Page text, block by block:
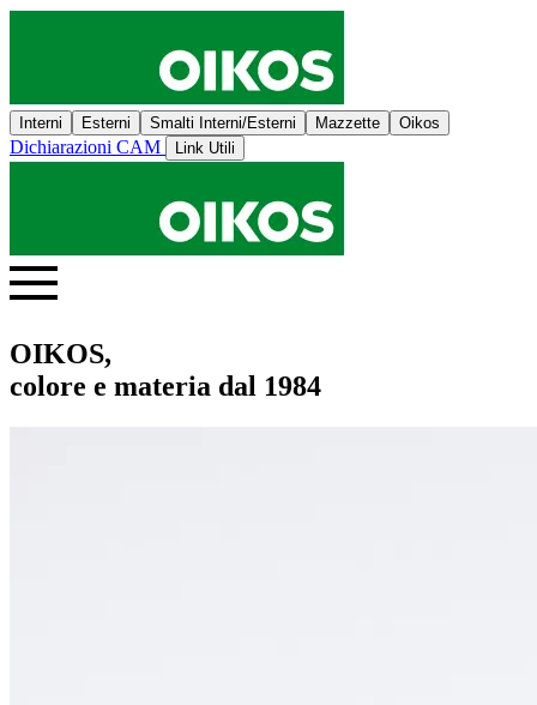
Interni Esterni Smalti Interni/Esterni Mazzette Oikos
Dichiarazioni CAM Link Utili
OIKOS,
colore e materia dal 1984